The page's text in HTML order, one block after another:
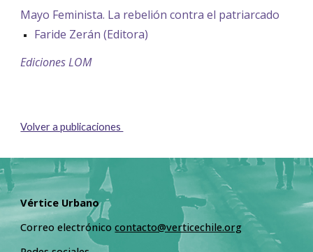
Mayo Feminista. La rebelión contra el patriarcado
Faride Zerán (Editora)
Ediciones LOM
Volver a publicaciones
Vértice Urbano
Correo electrónico contacto@verticechile.org